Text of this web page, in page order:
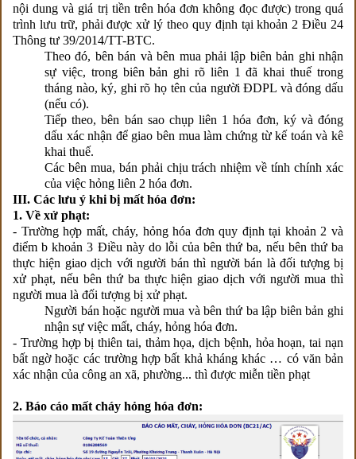
nội dung và giá trị tiền trên hóa đơn không đọc được) trong quá
trình lưu trữ, phải được xử lý theo quy định tại khoản 2 Điều 24
Thông tư 39/2014/TT-BTC.
Theo đó, bên bán và bên mua phải lập biên bản ghi nhận
sự việc, trong biên bản ghi rõ liên 1 đã khai thuế trong
tháng nào, ký, ghi rõ họ tên của người ĐDPL và đóng dấu
(nếu có).
Tiếp theo, bên bán sao chụp liên 1 hóa đơn, ký và đóng
dấu xác nhận để giao bên mua làm chứng từ kế toán và kê
khai thuế.
Các bên mua, bán phải chịu trách nhiệm về tính chính xác
của việc hỏng liên 2 hóa đơn.
III. Các lưu ý khi bị mất hóa đơn:
1. Về xử phạt:
- Trường hợp mất, cháy, hỏng hóa đơn quy định tại khoản 2 và
điểm b khoản 3 Điều này do lỗi của bên thứ ba, nếu bên thứ ba
thực hiện giao dịch với người bán thì người bán là đối tượng bị
xử phạt, nếu bên thứ ba thực hiện giao dịch với người mua thì
người mua là đối tượng bị xử phạt.
Người bán hoặc người mua và bên thứ ba lập biên bản ghi
nhận sự việc mất, cháy, hỏng hóa đơn.
- Trường hợp bị thiên tai, thảm họa, dịch bệnh, hỏa hoạn, tai nạn
bất ngờ hoặc các trường hợp bất khả kháng khác … có văn bản
xác nhận của công an xã, phường... thì được miễn tiền phạt
2. Báo cáo mất cháy hỏng hóa đơn: